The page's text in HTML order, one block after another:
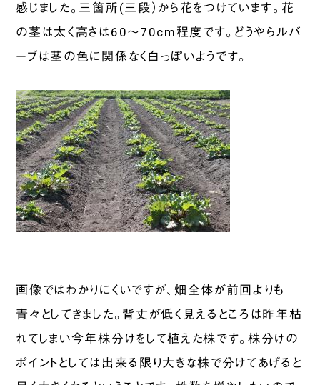
感じました。三箇所(三段）から花をつけています。花
の茎は太く高さは60～70cm程度です。どうやらルバ
ーブは茎の色に関係なく白っぽいようです。
画像ではわかりにくいですが、畑全体が前回よりも
青々としてきました。背丈が低く見えるところは昨年枯
れてしまい今年株分けをして植えた株です。株分けの
ポイントとしては出来る限り大きな株で分けてあげると